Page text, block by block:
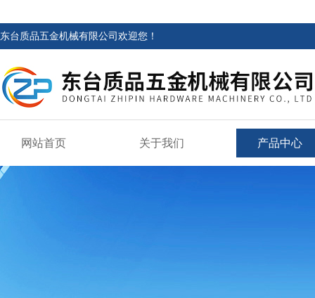
东台质品五金机械有限公司欢迎您！
网站首页 关于我们 产品中心